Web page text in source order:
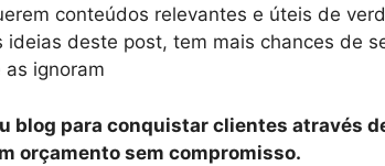
conteúdos relevantes e úteis de
ideias deste post, tem mais chances de
as ignoram
blog para conquistar clientes através
orçamento sem compromisso.